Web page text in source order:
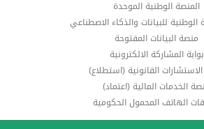
المنصة الوطنية الموحدة
الوطنية للبيانات والذكاء الاصطناعي
منصة البيانات المفتوحة
بوابة المشاركة الالكترونية
القانونية (استطلاع)
الخدمات المالية (اعتماد)
الهاتف المحمول الحكومية